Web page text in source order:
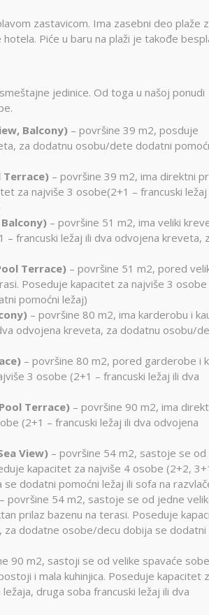
zastavicom. Ima zasebni deo plaže
Piće u baru na plaži je takođe
jedinice. Od toga u našoj ponudi
Balcony) – površine 39 m2, posduje
za dodatnu osobu/dete dodatni
Terrace) – površine 39 m2, ima direktni
za najviše 3 osobe(2+1 – francuski ležaj
– površine 51 m2, ima veliki
francuski ležaj ili dva odvojena kreveta,
Terrace) – površine 51 m2, pored
Poseduje kapacitet za najviše 3 osobe
pomoćni ležaj)
– površine 80 m2, ima karderobu i
odvojena kreveta, za dodatnu osobu/
– površine 80 m2, pored garderobe i
3 osobe (2+1 – francuski ležaj ili dva
Terrace) – površine 90 m2, ima
(2+1 – francuski ležaj ili dva odvojena
View) – površine 54 m2, sastoje se od
kapacitet za najviše 4 osobe (2+2,
dodatni pomoćni ležaj ili sofa na
– površine 54 m2, sastoje se od jedne
prilaz bazenu na terasi. Poseduje
za dodatne osobe/decu dobija se dodatni
90 m2, sastoji se od velike spavaće
i mala kuhinjica. Poseduje kapacitet
druga soba francuski ležaj ili dva